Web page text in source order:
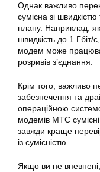
Однак важливо
сумісна зі
плану. Наприклад,
швидкість до 1
модем може
розривів з’єднання.
Крім того, важливо
забезпечення та
операційною
модемів МТС
завжди краще
із сумісністю.
Якщо ви не